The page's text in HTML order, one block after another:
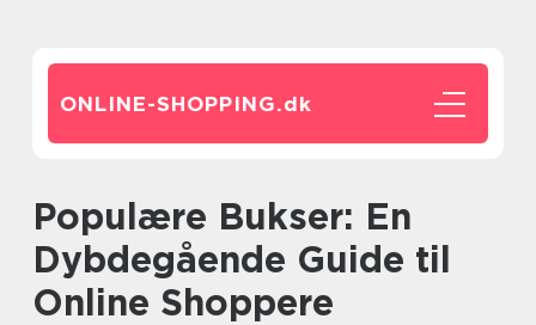
ONLINE-SHOPPING.dk
Populære Bukser: En
Dybdegående Guide til
Online Shoppere